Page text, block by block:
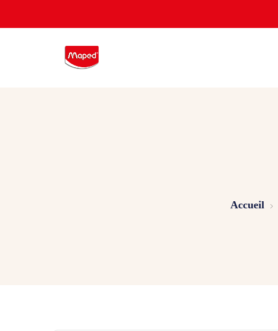
Accueil